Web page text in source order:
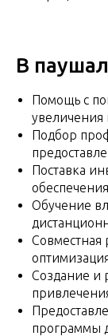
В
Помощь с
увеличения
Подбор
Поставка
Обучение
Совместная
Создание и
программы